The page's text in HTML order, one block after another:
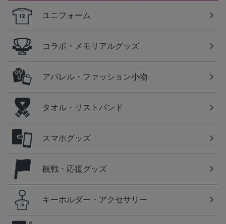
ユニフォーム
コラボ・メモリアルグッズ
アパレル・ファッション小物
タオル・リストバンド
スマホグッズ
観戦・応援グッズ
キーホルダー・アクセサリー